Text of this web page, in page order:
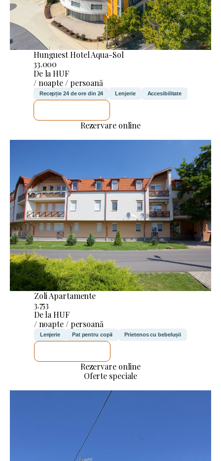
Hunguest Hotel Aqua-Sol
33.000
De la HUF
/ noapte / persoană
Recepție 24 de ore din 24 Lenjerie Accesibilitate
Rezervare online
Zoli Apartamente
3.753
De la HUF
/ noapte / persoană
Lenjerie Pat pentru copii Prietenos cu bebelușii
Rezervare online
Oferte speciale